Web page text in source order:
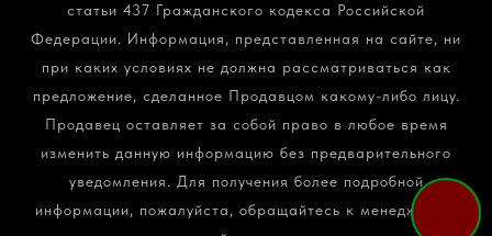
статьи 437 Гражданского кодекса Российской
Федерации. Информация, представленная на сайте, ни
при каких условиях не должна рассматриваться как
предложение, сделанное Продавцом какому-либо лицу.
Продавец оставляет за собой право в любое время
изменить данную информацию без предварительного
уведомления. Для получения более подробной
информации, пожалуйста, обращайтесь к менеджерам